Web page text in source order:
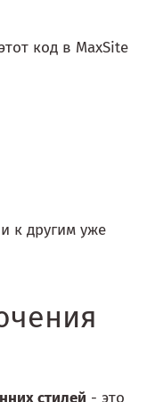
код в MaxSite
к другим уже
стилей - это